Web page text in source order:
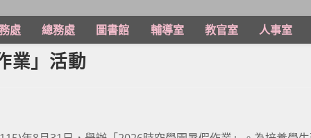
處 總務處 圖書館 輔導室 教官室 人事室
業」活動